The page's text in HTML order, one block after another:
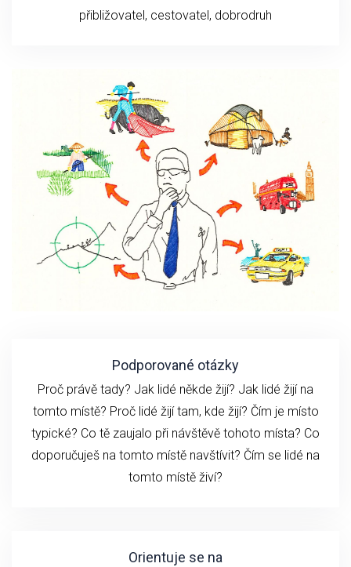
přibližovatel, cestovatel, dobrodruh
Podporované otázky
Proč právě tady? Jak lidé někde žijí? Jak lidé žijí na
tomto místě? Proč lidé žijí tam, kde žijí? Čím je místo
typické? Co tě zaujalo při návštěvě tohoto místa? Co
doporučuješ na tomto místě navštívit? Čím se lidé na
tomto místě živí?
Orientuje se na